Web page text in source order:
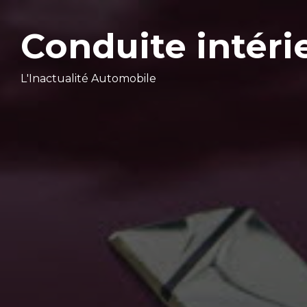
Conduite
L'Inactualité Automobile